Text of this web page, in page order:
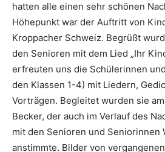
hatten alle einen sehr schönen
Höhepunkt war der Auftritt von
Kroppacher Schweiz. Begrüßt
den Senioren mit dem Lied „Ihr
erfreuten uns die Schülerinnen
den Klassen 1-4) mit Liedern,
Vorträgen. Begleitet wurden sie
Becker, der auch im Verlauf des
mit den Senioren und Seniorinnen
anstimmte. Bilder von